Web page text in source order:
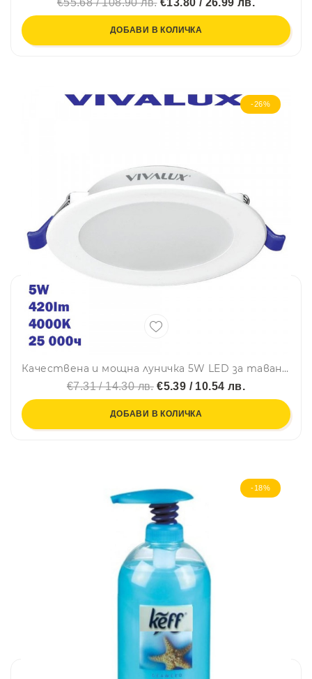
€55.68 / 108.90 лв.€13.80 / 26.99 лв.
ДОБАВИ В КОЛИЧКА
-26%
Качествена и мощна луничка 5W LED за таван, 350Lm, 4000, кръгла
€7.31 / 14.30 лв.€5.39 / 10.54 лв.
ДОБАВИ В КОЛИЧКА
-18%